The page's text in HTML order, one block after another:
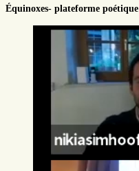
Équinoxes- plateforme poétique